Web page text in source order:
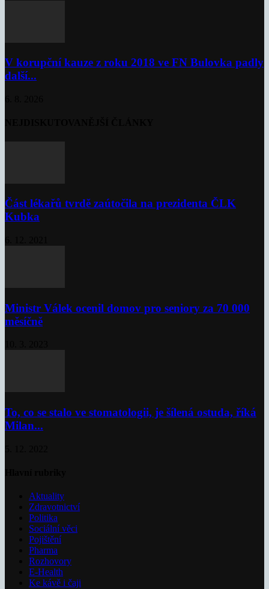
V korupční kauze z roku 2018 ve FN Bulovka padly
další...
Část lékařů tvrdě zaútočila na prezidenta ČLK
Kubka
Ministr Válek ocenil domov pro seniory za 70 000
měsíčně
To, co se stalo ve stomatologii, je šílená ostuda, říká
Milan...
Aktuality
Zdravotnictví
Politika
Sociální věci
Pojištění
Pharma
Rozhovory
E-Health
Ke kávě i čaji